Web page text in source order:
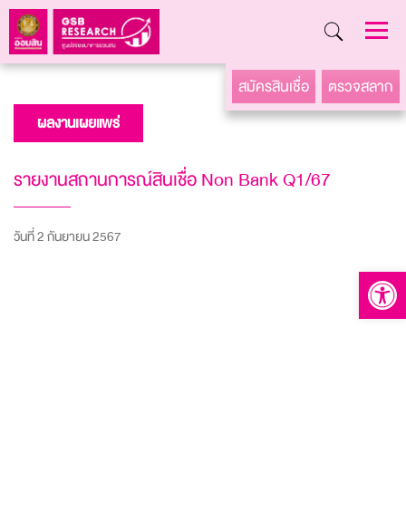
Open
สมัครสินเชื่อ ตรวจสลาก
Skip
ผลงานเผยแพร่
รายงานสถานการณ์สินเชื่อ Non Bank Q1/67
วันที่ 2 กันยายน 2567